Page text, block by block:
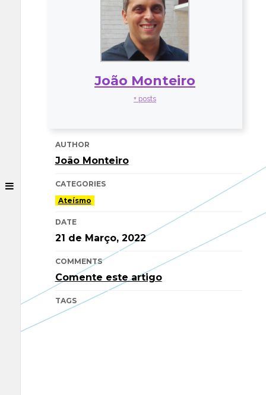
João Monteiro
+ posts
AUTHOR
João Monteiro
CATEGORIES
Ateísmo
DATE
21 de Março, 2022
COMMENTS
Comente este artigo
TAGS